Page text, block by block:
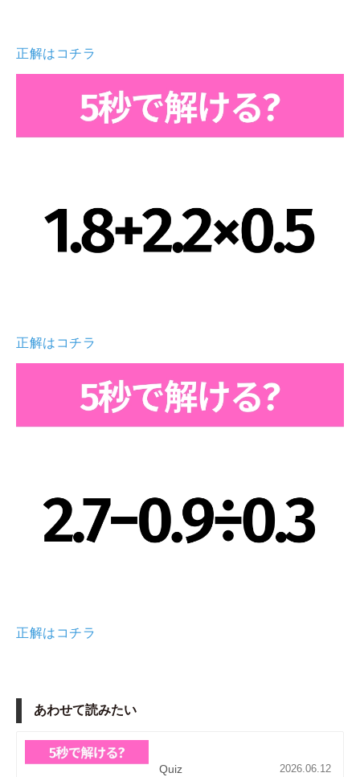
正解はコチラ
正解はコチラ
正解はコチラ
あわせて読みたい
Quiz 2026.06.12